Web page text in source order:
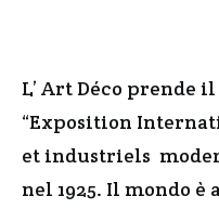
L’ Art Déco prende
“Exposition
et industriels
nel 1925. Il mondo